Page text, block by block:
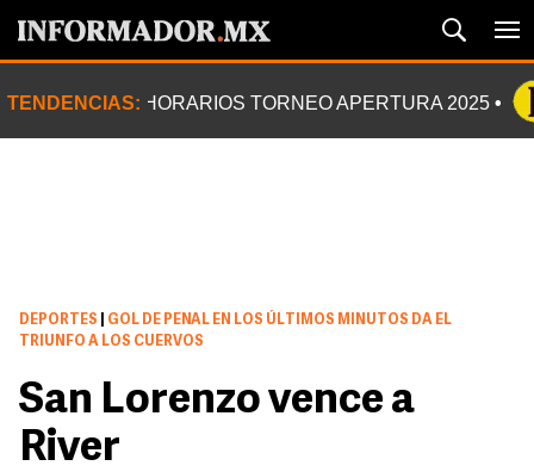
TENDENCIAS: HORARIOS TORNEO APERTURA 2025
DEPORTES
GOL DE PENAL EN LOS ÚLTIMOS MINUTOS DA EL
TRIUNFO A LOS CUERVOS
San Lorenzo vence a
River